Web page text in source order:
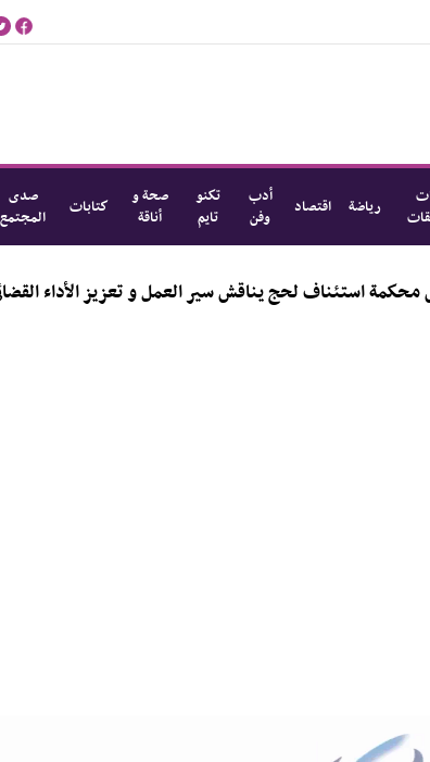
رياضة اقتصاد
أدب
وفن
تكنو
تايم
صحة و
أناقة
كتابات
صدى
المجتمع
استئناف لحج يناقش سير العمل و تعزيز الأداء القضائي و